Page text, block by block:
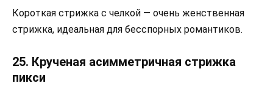
Короткая стрижка с челкой — очень женственная
стрижка, идеальная для бесспорных романтиков.
25. Крученая асимметричная стрижка
пикси